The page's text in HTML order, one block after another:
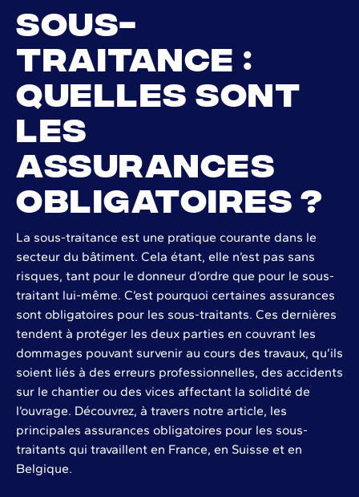
Sous-
traitance :
quelles sont
les
assurances
obligatoires ?
La sous-traitance est une pratique courante dans le
secteur du bâtiment. Cela étant, elle n’est pas sans
risques, tant pour le donneur d’ordre que pour le sous-
traitant lui-même. C’est pourquoi certaines assurances
sont obligatoires pour les sous-traitants. Ces dernières
tendent à protéger les deux parties en couvrant les
dommages pouvant survenir au cours des travaux, qu’ils
soient liés à des erreurs professionnelles, des accidents
sur le chantier ou des vices affectant la solidité de
l’ouvrage. Découvrez, à travers notre article, les
principales assurances obligatoires pour les sous-
traitants qui travaillent en France, en Suisse et en
Belgique.